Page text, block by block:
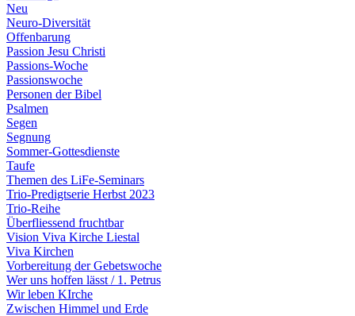
Neu
Neuro-Diversität
Offenbarung
Passion Jesu Christi
Passions-Woche
Passionswoche
Personen der Bibel
Psalmen
Segen
Segnung
Sommer-Gottesdienste
Taufe
Themen des LiFe-Seminars
Trio-Predigtserie Herbst 2023
Trio-Reihe
Überfliessend fruchtbar
Vision Viva Kirche Liestal
Viva Kirchen
Vorbereitung der Gebetswoche
Wer uns hoffen lässt / 1. Petrus
Wir leben KIrche
Zwischen Himmel und Erde